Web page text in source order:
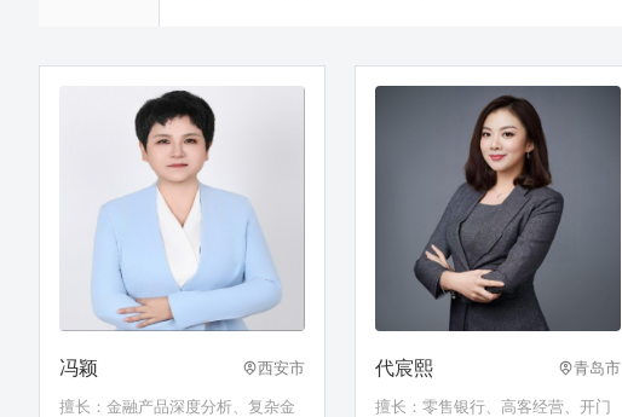
冯颖 西安市
擅长：金融产品深度分析、复杂金
代宸熙 青岛市
擅长：零售银行、高客经营、开门